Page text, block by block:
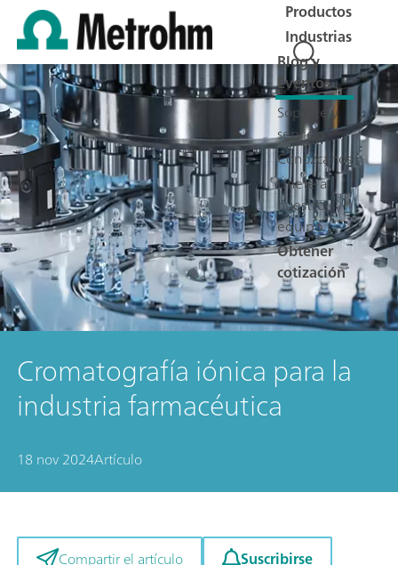
Productos
Industrias
Blog y
Eventos
Soporte y
servicio
Conózcanos
Únete a
nuestro
equipo
Obtener
cotización
Cromatografía iónica para la
industria farmacéutica
18 nov 2024Artículo
Compartir el artículo Suscribirse